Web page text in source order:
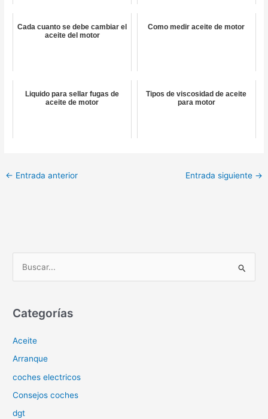
Cada cuanto se debe cambiar el
aceite del motor
Como medir aceite de motor
Liquido para sellar fugas de
aceite de motor
Tipos de viscosidad de aceite
para motor
← Entrada anterior Entrada siguiente →
c
r
p
o
Categorías
Aceite
Arranque
coches electricos
Consejos coches
dgt